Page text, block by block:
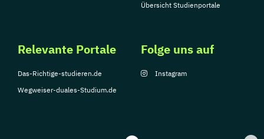
Übersicht Studienportale
Relevante Portale
Das-Richtige-studieren.de
Wegweiser-duales-Studium.de
Folge uns auf
Instagram